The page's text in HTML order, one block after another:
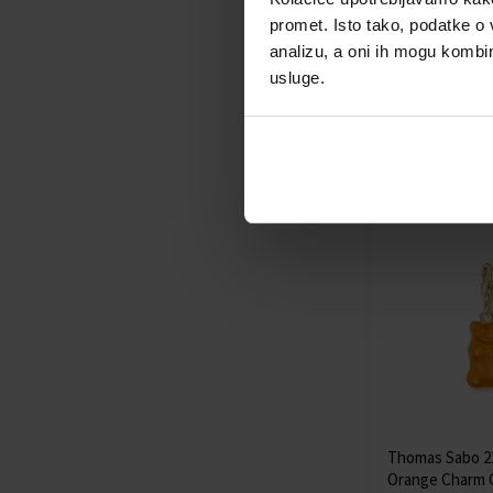
promet. Isto tako, podatke
analizu, a oni ih mogu
usluge.
Goldbears
stones
hamajlija - Žene
13.08.
Thomas Sabo
Orange Charm